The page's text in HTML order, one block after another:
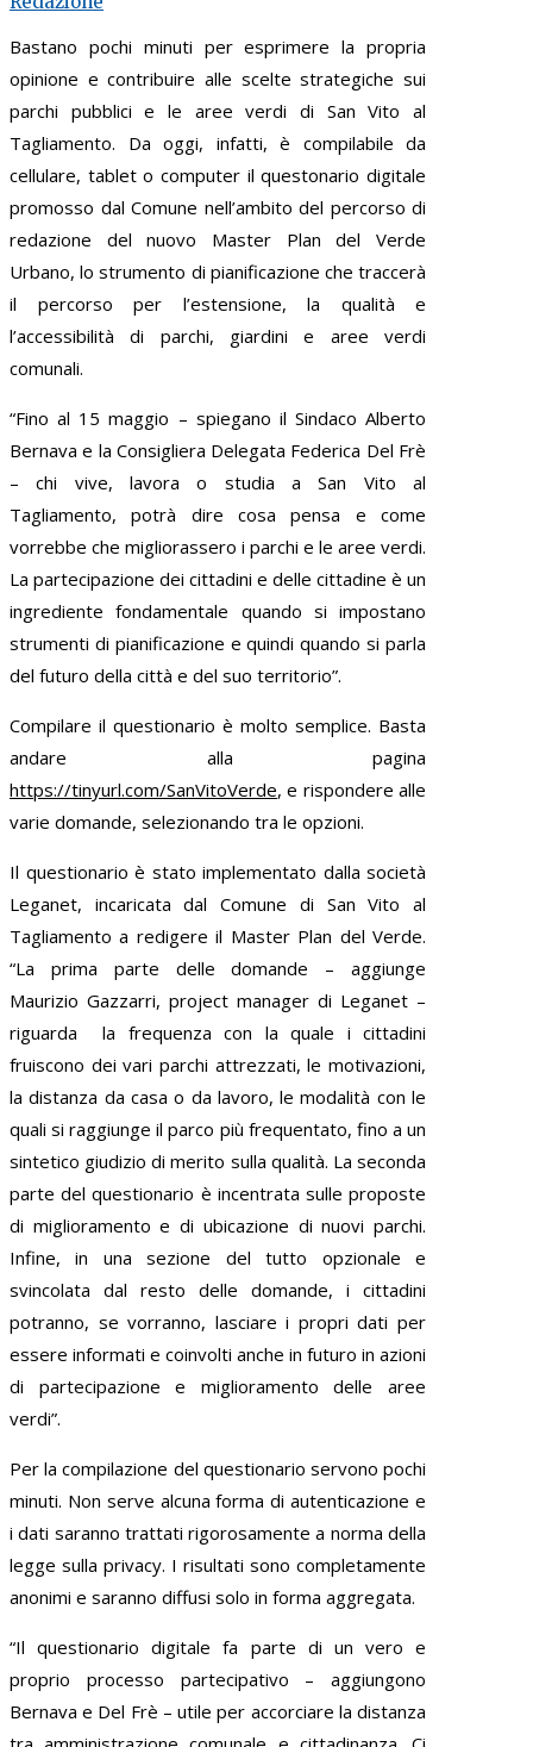
Bastano pochi minuti per esprimere la propria
opinione e contribuire alle scelte strategiche sui
parchi pubblici e le aree verdi di San Vito al
Tagliamento. Da oggi, infatti, è compilabile da
cellulare, tablet o computer il questonario digitale
promosso dal Comune nell’ambito del percorso di
redazione del nuovo Master Plan del Verde
Urbano, lo strumento di pianificazione che traccerà
il percorso per l’estensione, la qualità e
l’accessibilità di parchi, giardini e aree verdi
comunali.
“Fino al 15 maggio – spiegano il Sindaco Alberto
Bernava e la Consigliera Delegata Federica Del Frè
– chi vive, lavora o studia a San Vito al
Tagliamento, potrà dire cosa pensa e come
vorrebbe che migliorassero i parchi e le aree verdi.
La partecipazione dei cittadini e delle cittadine è un
ingrediente fondamentale quando si impostano
strumenti di pianificazione e quindi quando si parla
del futuro della città e del suo territorio”.
Compilare il questionario è molto semplice. Basta
andare alla pagina
https://tinyurl.com/SanVitoVerde, e rispondere alle
varie domande, selezionando tra le opzioni.
Il questionario è stato implementato dalla società
Leganet, incaricata dal Comune di San Vito al
Tagliamento a redigere il Master Plan del Verde.
“La prima parte delle domande – aggiunge
Maurizio Gazzarri, project manager di Leganet –
riguarda la frequenza con la quale i cittadini
fruiscono dei vari parchi attrezzati, le motivazioni,
la distanza da casa o da lavoro, le modalità con le
quali si raggiunge il parco più frequentato, fino a un
sintetico giudizio di merito sulla qualità. La seconda
parte del questionario è incentrata sulle proposte
di miglioramento e di ubicazione di nuovi parchi.
Infine, in una sezione del tutto opzionale e
svincolata dal resto delle domande, i cittadini
potranno, se vorranno, lasciare i propri dati per
essere informati e coinvolti anche in futuro in azioni
di partecipazione e miglioramento delle aree
verdi”.
Per la compilazione del questionario servono pochi
minuti. Non serve alcuna forma di autenticazione e
i dati saranno trattati rigorosamente a norma della
legge sulla privacy. I risultati sono completamente
anonimi e saranno diffusi solo in forma aggregata.
“Il questionario digitale fa parte di un vero e
proprio processo partecipativo – aggiungono
Bernava e Del Frè – utile per accorciare la distanza